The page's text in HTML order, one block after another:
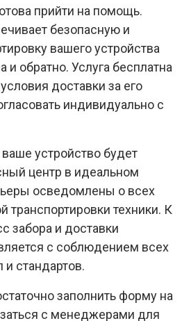
прийти на помощь.
безопасную и
вашего устройства
и обратно. Услуга бесплатна
доставки за его
индивидуально с
устройство будет
центр в идеальном
осведомлены о всех
транспортировки техники. К
забора и доставки
с соблюдением всех
стандартов.
заполнить форму на
с менеджерами для